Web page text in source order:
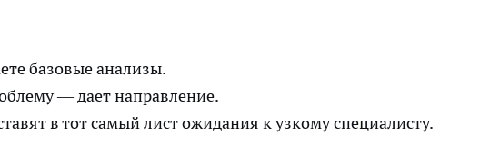
базовые анализы.
— дает направление.
в тот самый лист ожидания к узкому специалисту.